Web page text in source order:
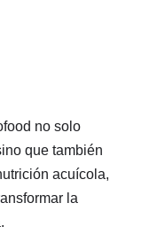
no solo
que también
acuícola,
la